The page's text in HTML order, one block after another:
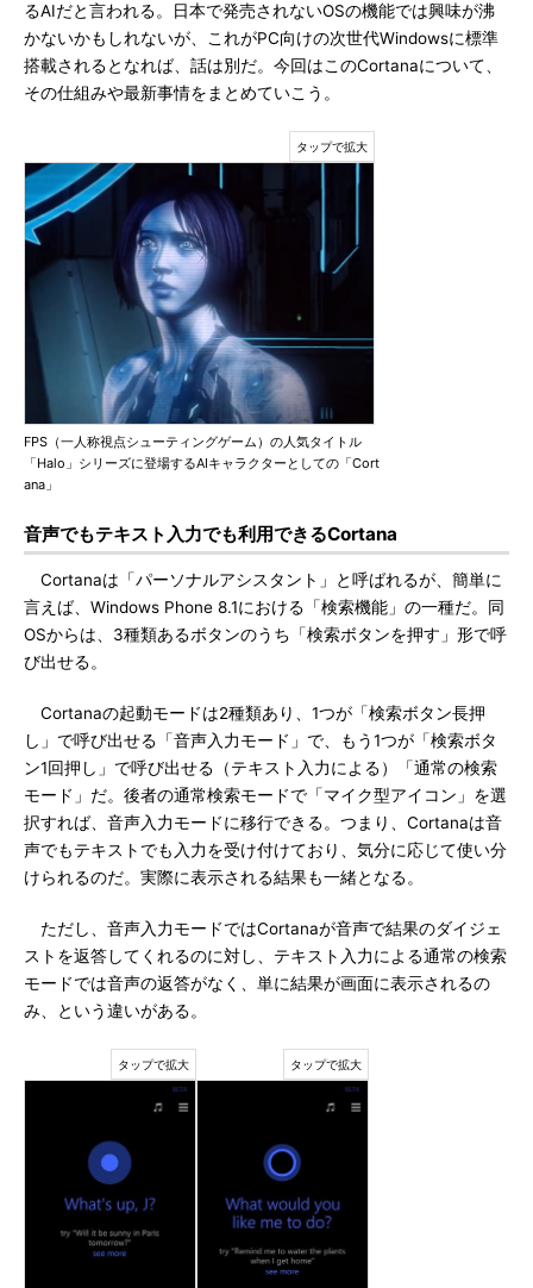
るAIだと言われる。日本で発売されないOSの機能では興味が沸
かないかもしれないが、これがPC向けの次世代Windowsに標準
搭載されるとなれば、話は別だ。今回はこのCortanaについて、
その仕組みや最新事情をまとめていこう。
FPS（一人称視点シューティングゲーム）の人気タイトル
「Halo」シリーズに登場するAIキャラクターとしての「Cort
ana」
音声でもテキスト入力でも利用できるCortana
Cortanaは「パーソナルアシスタント」と呼ばれるが、簡単に
言えば、Windows Phone 8.1における「検索機能」の一種だ。同
OSからは、3種類あるボタンのうち「検索ボタンを押す」形で呼
び出せる。
Cortanaの起動モードは2種類あり、1つが「検索ボタン長押
し」で呼び出せる「音声入力モード」で、もう1つが「検索ボタ
ン1回押し」で呼び出せる（テキスト入力による）「通常の検索
モード」だ。後者の通常検索モードで「マイク型アイコン」を選
択すれば、音声入力モードに移行できる。つまり、Cortanaは音
声でもテキストでも入力を受け付けており、気分に応じて使い分
けられるのだ。実際に表示される結果も一緒となる。
ただし、音声入力モードではCortanaが音声で結果のダイジェ
ストを返答してくれるのに対し、テキスト入力による通常の検索
モードでは音声の返答がなく、単に結果が画面に表示されるの
み、という違いがある。